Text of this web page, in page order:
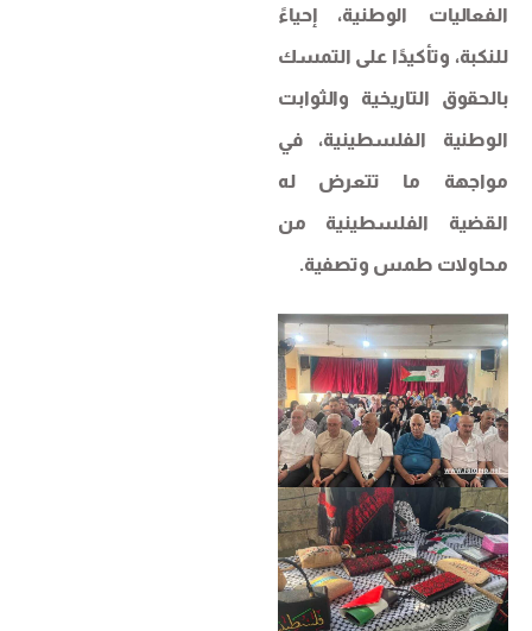
الفعاليات الوطنية، إحياءً
للنكبة، وتأكيدًا على التمسك
بالحقوق التاريخية والثوابت
الوطنية الفلسطينية، في
مواجهة ما تتعرض له
القضية الفلسطينية من
محاولات طمس وتصفية.